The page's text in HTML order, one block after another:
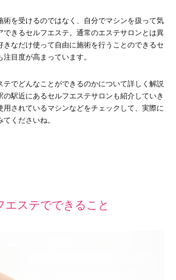
術を受けるのではなく、自分でマシンを扱って気
できるセルフエステ。通常のエステサロンとは異
きなだけ使って自由に施術を行うことのできるセ
目度が高まっています。
テでどんなことができるのかについて詳しく解説
の駅近にあるセルフエステサロンも紹介していき
用されているマシンなどをチェックして、実際に
くださいね。
エステでできること